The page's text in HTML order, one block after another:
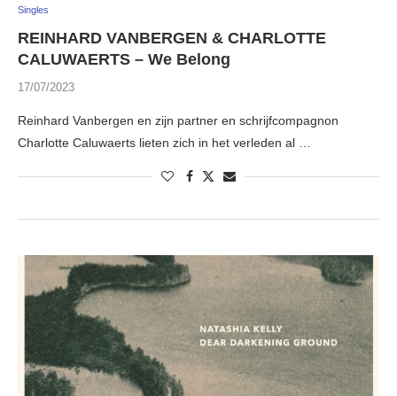
Singles
REINHARD VANBERGEN & CHARLOTTE
CALUWAERTS – We Belong
17/07/2023
Reinhard Vanbergen en zijn partner en schrijfcompagnon
Charlotte Caluwaerts lieten zich in het verleden al …